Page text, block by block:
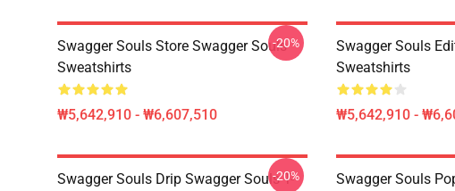
Swagger Souls Store Swagger Souls
Sweatshirts
₩5,642,910 - ₩6,607,510
-20%
Swagger Souls
Sweatshirts
₩5,642,910 -
Swagger Souls Drip Swagger Souls T-
-20% Swagger Souls